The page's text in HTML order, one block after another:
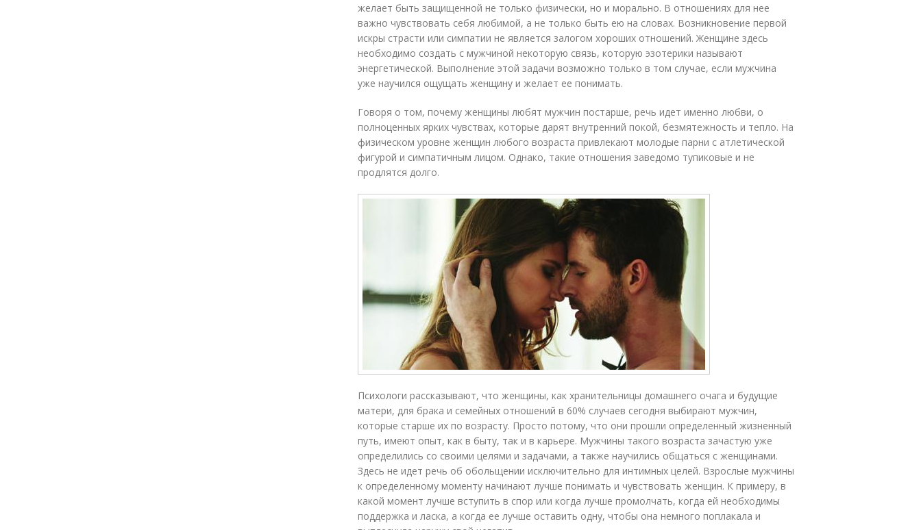
желает быть защищенной не только физически, но и морально. В отношениях для нее
важно чувствовать себя любимой, а не только быть ею на словах. Возникновение первой
искры страсти или симпатии не является залогом хороших отношений. Женщине здесь
необходимо создать с мужчиной некоторую связь, которую эзотерики называют
энергетической. Выполнение этой задачи возможно только в том случае, если мужчина
уже научился ощущать женщину и желает ее понимать.
Говоря о том, почему женщины любят мужчин постарше, речь идет именно любви, о
полноценных ярких чувствах, которые дарят внутренний покой, безмятежность и тепло. На
физическом уровне женщин любого возраста привлекают молодые парни с атлетической
фигурой и симпатичным лицом. Однако, такие отношения заведомо тупиковые и не
продлятся долго.
Психологи рассказывают, что женщины, как хранительницы домашнего очага и будущие
матери, для брака и семейных отношений в 60% случаев сегодня выбирают мужчин,
которые старше их по возрасту. Просто потому, что они прошли определенный жизненный
путь, имеют опыт, как в быту, так и в карьере. Мужчины такого возраста зачастую уже
определились со своими целями и задачами, а также научились общаться с женщинами.
Здесь не идет речь об обольщении исключительно для интимных целей. Взрослые мужчины
к определенному моменту начинают лучше понимать и чувствовать женщин. К примеру, в
какой момент лучше вступить в спор или когда лучше промолчать, когда ей необходимы
поддержка и ласка, а когда ее лучше оставить одну, чтобы она немного поплакала и